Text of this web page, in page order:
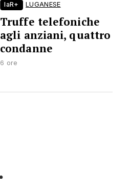
laR+ LUGANESE
Truffe telefoniche
agli anziani, quattro
condanne
6 ore